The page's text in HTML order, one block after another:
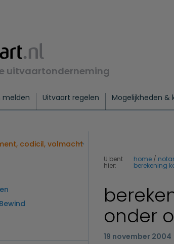
uitvaartonderneming
melden Uitvaart regelen Mogelijkheden &
Begrafenis Basis
codicil, volmacht
U bent
hier:
home
berekening
onder
19 november 2004